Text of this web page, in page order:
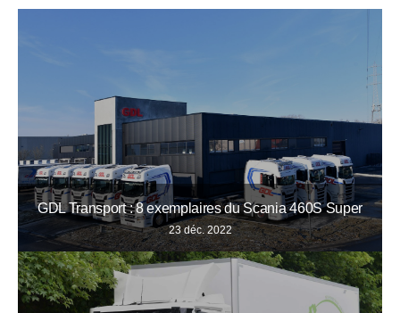
GDL Transport : 8 exemplaires du Scania 460S Super
23 déc. 2022